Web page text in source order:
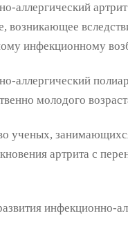
аллергический
возникающее
инфекционному
аллергический
молодого
ученых,
артрита с
инфекционно-